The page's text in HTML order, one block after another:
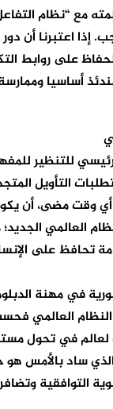
مع “نظام
إذا اعتبرنا أن
على روابط
أساسيا
للتنظير
التأويل
وقت مضى، أن
العالمي
تحافظ على
في مهنة
العالمي
لعالم في تحول
ساد بالأمس هو
التوافقية